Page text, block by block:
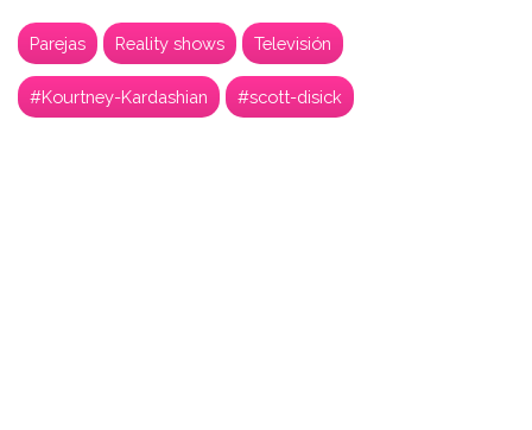
Parejas Reality shows Televisión
#Kourtney-Kardashian #scott-disick